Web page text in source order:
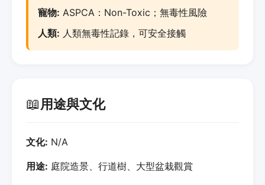
寵物: ASPCA：Non-Toxic；無毒性風險
人類: 人類無毒性記錄，可安全接觸
📖用途與文化
文化: N/A
用途: 庭院造景、行道樹、大型盆栽觀賞